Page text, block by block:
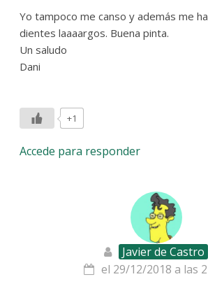
Yo tampoco me canso y además me
dientes laaaargos. Buena pinta.
Un saludo
Dani
+1
Accede para responder
Javier de Castro
el 29/12/2018 a las